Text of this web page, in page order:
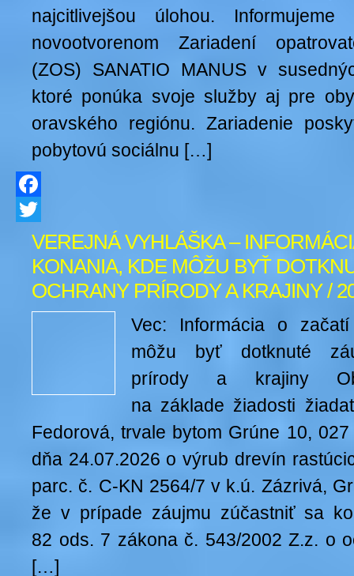
najcitlivejšou úlohou.
novootvorenom Zariadení
(ZOS) SANATIO MANUS v
ktoré ponúka svoje služby aj pre
oravského regiónu. Zariadenie
pobytovú sociálnu […]
Facebook
Twitter
VEREJNÁ VYHLÁŠKA –
KONANIA, KDE MÔŽU BYŤ
OCHRANY PRÍRODY A KRAJINY /
Vec: Informácia o
môžu byť dotknuté
prírody a krajiny
na základe žiadosti
Fedorová, trvale bytom Grúne 10,
dňa 24.07.2026 o výrub drevín
parc. č. C-KN 2564/7 v k.ú. Zázrivá,
že v prípade záujmu zúčastniť sa
82 ods. 7 zákona č. 543/2002 Z.z. o
[…]